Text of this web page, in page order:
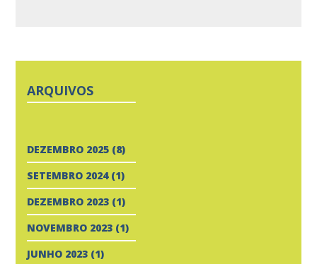
ARQUIVOS
DEZEMBRO 2025 (8)
SETEMBRO 2024(1)
DEZEMBRO 2023 (1)
NOVEMBRO 2023 (1)
JUNHO 2023 (1)